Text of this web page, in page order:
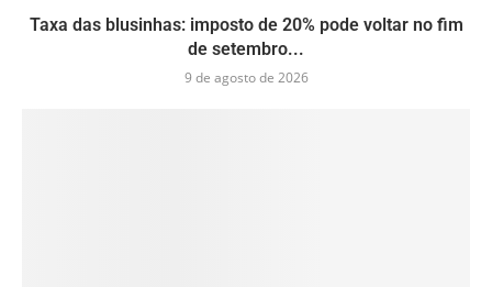
Taxa das blusinhas: imposto de 20% pode voltar no fim
de setembro...
9 de agosto de 2026